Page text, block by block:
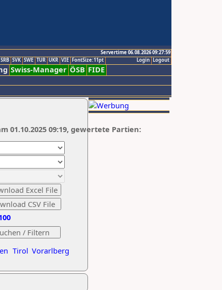
Servertime 06.08.2026 09:27:59
Logout
Login
SRB SVK SWE TUR UKR VIE FontSize:11pt
Swiss-Manager ÖSB FIDE
Tirol Vorarlberg
01.10.2025 09:19, gewertete Partien: